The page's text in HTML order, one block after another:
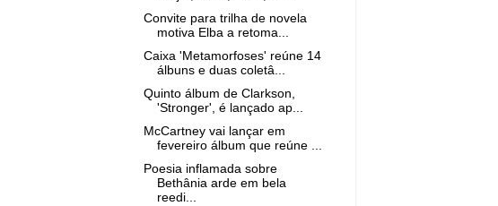
Convite para trilha de novela
motiva Elba a retoma...
Caixa 'Metamorfoses' reúne 14
álbuns e duas coletâ...
Quinto álbum de Clarkson,
'Stronger', é lançado ap...
McCartney vai lançar em
fevereiro álbum que reúne ...
Poesia inflamada sobre
Bethânia arde em bela
reedi...